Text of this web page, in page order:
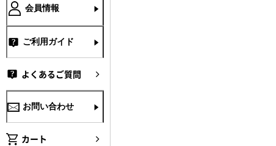
会員情報
ご利用ガイド
よくあるご質問
お問い合わせ
カート